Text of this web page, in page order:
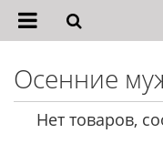
Осенние
Нет товаров,